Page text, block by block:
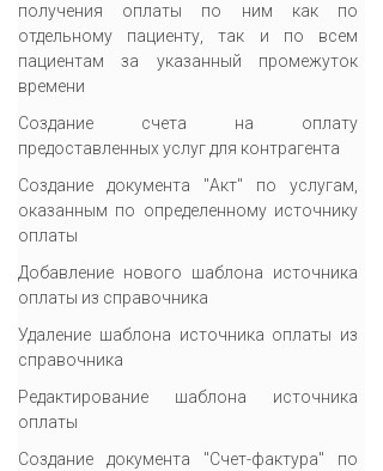
получения оплаты по ним как по
отдельному пациенту, так и по всем
пациентам за указанный промежуток
времени
Создание счета на оплату
предоставленных услуг для контрагента
Создание документа "Акт" по услугам,
оказанным по определенному источнику
оплаты
Добавление нового шаблона источника
оплаты из справочника
Удаление шаблона источника оплаты из
справочника
Редактирование шаблона источника
оплаты
Создание документа "Счет-фактура" по